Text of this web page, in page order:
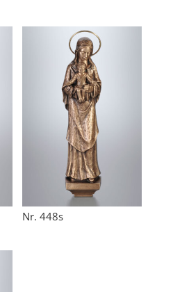
Nr. 448s